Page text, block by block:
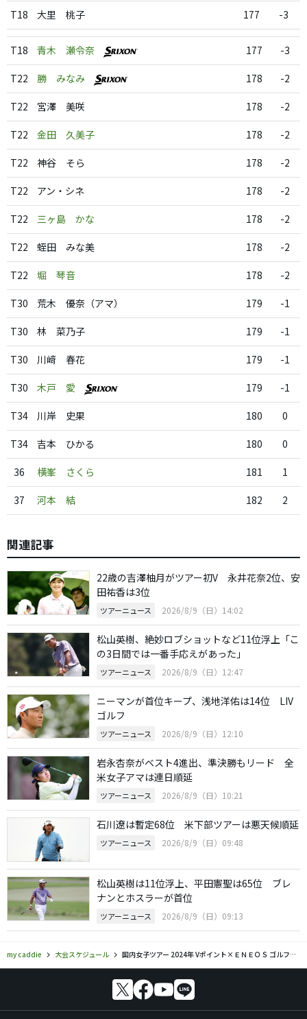
T18 大里 桃子 177 -3
T18 青木 瀬令奈 177 -3
T22 勝 みなみ 178 -2
T22 宮澤 美咲 178 -2
T22 金田 久美子 178 -2
T22 神谷 そら 178 -2
T22 アン・シネ 178 -2
T22 三ヶ島 かな 178 -2
T22 蛭田 みな美 178 -2
T22 堀 琴音 178 -2
T30 荒木 優奈（アマ） 179 -1
T30 林 菜乃子 179 -1
T30 川﨑 春花 179 -1
T30 木戸 愛 179 -1
T34 川岸 史果 180 0
T34 吉本 ひかる 180 0
36 横峯 さくら 181 1
37 河本 結 182 2
関連記事
22歳の吉澤柚月がツアー初V 永井花奈2位、安
田祐香は3位
ツアーニュース 2026/8/9（日）14:02
松山英樹、絶妙ロブショットなど11位浮上「こ
の3日間では一番手応えがあった」
ツアーニュース 2026/8/9（日）12:47
ニーマンが首位キープ、浅地洋佑は14位 LIV
ゴルフ
ツアーニュース 2026/8/9（日）12:10
岩永杏奈がベスト4進出、準決勝もリード 全
米女子アマは連日順延
ツアーニュース 2026/8/9（日）10:21
石川遼は暫定68位 米下部ツアーは悪天候順延
ツアーニュース 2026/8/9（日）09:48
松山英樹は11位浮上、平田憲聖は65位 ブレ
ナンとホスラーが首位
ツアーニュース 2026/8/9（日）09:13
my caddie 大会スケジュール 国内女子ツアー 2024年 Vポイント×ＥＮＥＯＳ ゴルフトーナメント スコア結果 リーダーボード